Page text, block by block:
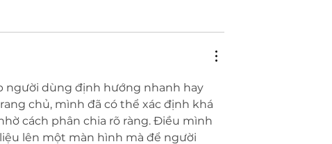
người dùng định hướng nhanh hay
chủ, mình đã có thể xác định khá
cách phân chia rõ ràng. Điều mình
lên một màn hình mà để người